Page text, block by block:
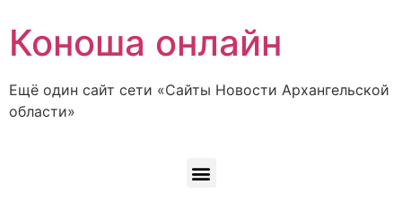
Коноша онлайн
Ещё один сайт сети «Сайты Новости Архангельской
области»